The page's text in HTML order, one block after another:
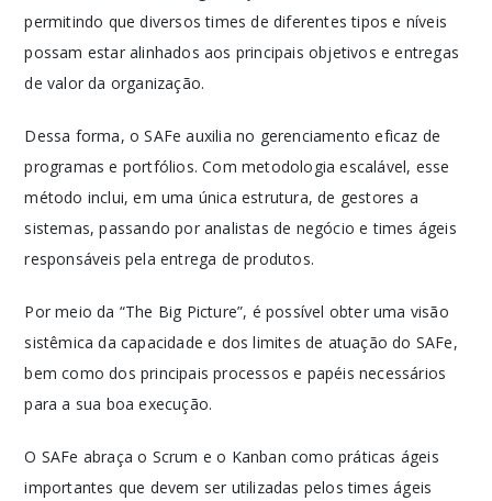
permitindo que diversos times de diferentes tipos e níveis
possam estar alinhados aos principais objetivos e entregas
de valor da organização.
Dessa forma, o SAFe auxilia no gerenciamento eficaz de
programas e portfólios. Com metodologia escalável, esse
método inclui, em uma única estrutura, de gestores a
sistemas, passando por analistas de negócio e times ágeis
responsáveis pela entrega de produtos.
Por meio da “The Big Picture”, é possível obter uma visão
sistêmica da capacidade e dos limites de atuação do SAFe,
bem como dos principais processos e papéis necessários
para a sua boa execução.
O SAFe abraça o Scrum e o Kanban como práticas ágeis
importantes que devem ser utilizadas pelos times ágeis